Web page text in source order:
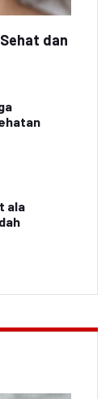
dan
ala